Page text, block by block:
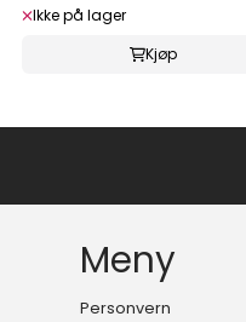
Ikke på lager
Kjøp
Meny
Personvern